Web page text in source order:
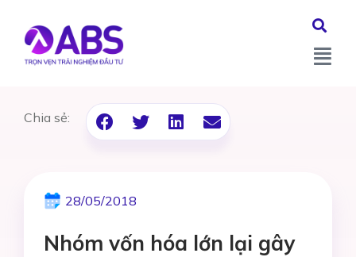
Chia sẻ:
28/05/2018
Nhóm vốn hóa lớn lại gây